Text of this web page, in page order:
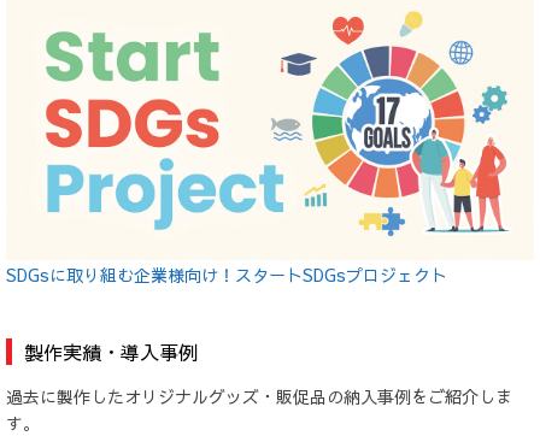
SDGsに取り組む企業様向け！スタートSDGsプロジェクト
製作実績・導入事例
過去に製作したオリジナルグッズ・販促品の納入事例をご紹介しま
す。